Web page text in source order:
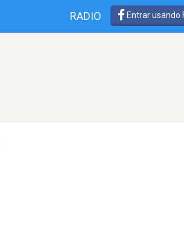
RADIO Entrar usando